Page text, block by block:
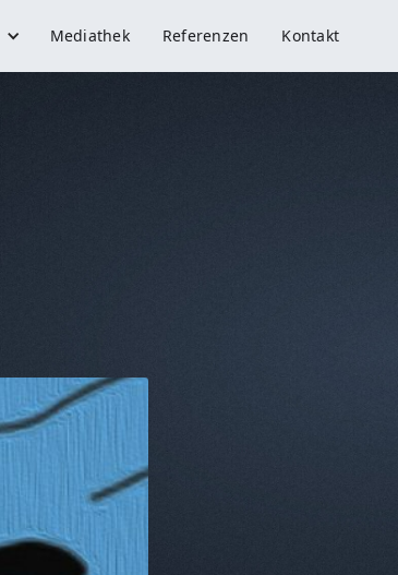
Mediathek Referenzen Kontakt